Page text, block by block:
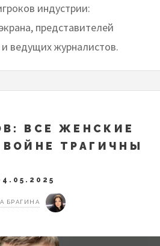
индустрии:
представителей
и ведущих журналистов.
ВСЕ ЖЕНСКИЕ
ТРАГИЧНЫ
БРАГИНА